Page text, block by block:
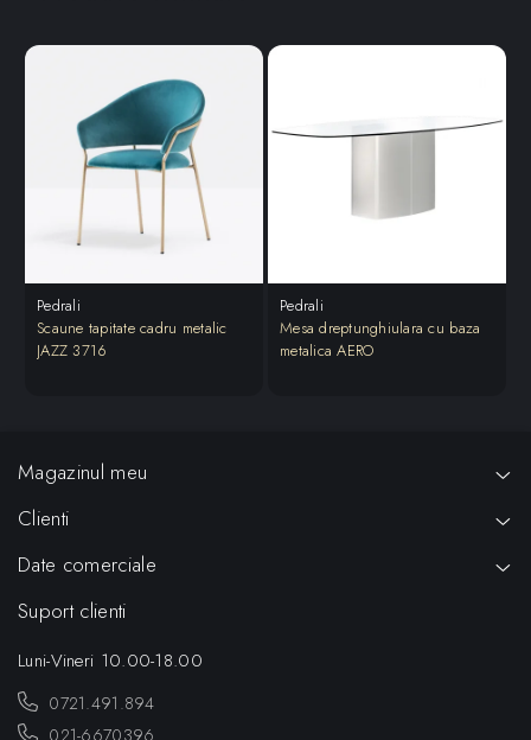
Pedrali
Scaune tapitate cadru metalic
JAZZ 3716
Pedrali
Mesa dreptunghiulara cu baza
metalica AERO
Magazinul meu
Clienti
Date comerciale
Suport clienti
Luni-Vineri 10.00-18.00
0721.491.894
021-6670396